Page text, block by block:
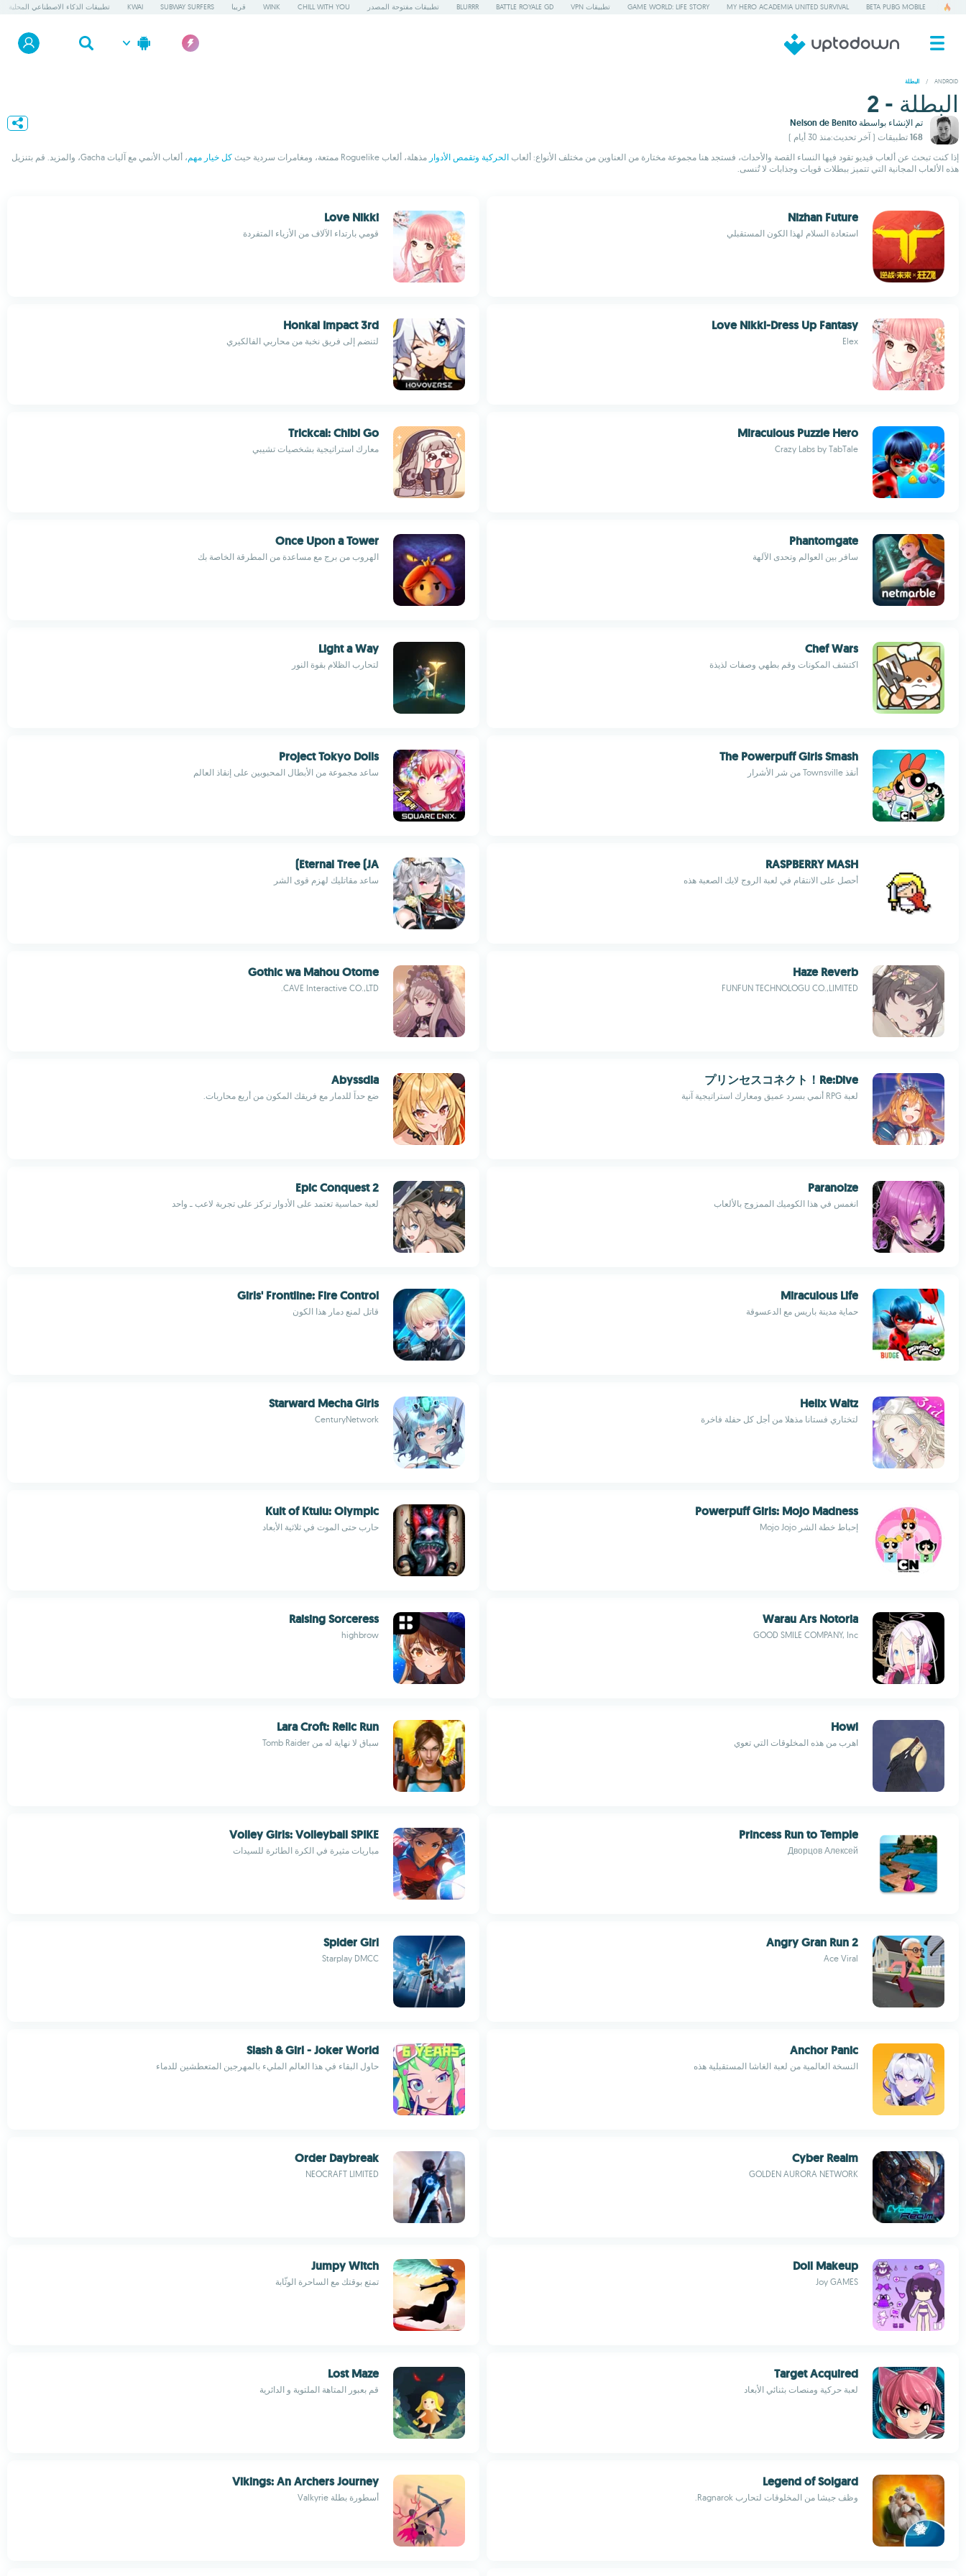
BETA PUBG MOBILE
MY HERO ACADEMIA UNITED SURVIVAL
GAME WORLD: LIFE STORY تطبيقات VPN BATTLE ROYALE GD
BLURRR تطبيقات مفتوحة المصدر CHILL WITH YOU
WINK قريبا SUBWAY SURFERS
KWAI تطبيقات الذكاء الاصطناعي المحلية
ANDROID
/ البطلة
البطلة - 2
تم الإنشاء بواسطة Nelson de Benito
168 تطبيقات
( آخر تحديث:منذ 30 أيام )
إذا كنت تبحث عن ألعاب فيديو تقود فيها النساء القصة والأحداث، فستجد هنا مجموعة مختارة من العناوين من مختلف الأنواع: ألعاب الحركية وتقمص الأدوار مذهلة، ألعاب Roguelike ممتعة، ومغامرات سردية حيث كل خيار مهم
، ألعاب الأنمي مع آليات Gacha، والمزيد. قم بتنزيل
هذه الألعاب المجانية التي تتميز ببطلات قويات وجذابات لا تُنسى.
Nizhan Future
استعادة السلام لهذا الكون المستقبلي
Love Nikki
قومي بارتداء الآلاف من الأزياء المتفردة
Love Nikki-Dress Up Fantasy
Elex
Honkai Impact 3rd
لتنضم إلى فريق نخبة من محاربي الفالكيري
Miraculous Puzzle Hero
Crazy Labs by TabTale
Trickcal: Chibi Go
معارك استراتيجية بشخصيات تشيبي
Phantomgate
سافر بين العوالم وتحدى الآلهة
Once Upon a Tower
الهروب من برج مع مساعدة من المطرقة الخاصة بك
Chef Wars
اكتشف المكونات وقم بطهي وصفات لذيذة
Light a Way
لتحارب الظلام بقوة النور
The Powerpuff Girls Smash
أنقذ Townsville من شر الأشرار
Project Tokyo Dolls
ساعد مجموعة من الأبطال المحبوبين على إنقاذ العالم
RASPBERRY MASH
أحصل على الانتقام في لعبة الروج لايك الصعبة هذه
Eternal Tree (JA)
ساعد مقاتليك لهزم قوى الشر
Haze Reverb
FUNFUN TECHNOLOGU CO.,LIMITED
Gothic wa Mahou Otome
CAVE Interactive CO.,LTD.
プリンセスコネクト！Re:Dive
لعبة RPG أنمي بسرد عميق ومعارك استراتيجية آنية
Abyssdia
ضع حداً للدمار مع فريقك المكون من أربع محاربات.
Paranoize
انغمس في هذا الكوميك الممزوج بالألعاب
Epic Conquest 2
لعبة حماسية تعتمد على الأدوار تركز على تجربة لاعب ـ واحد
Miraculous Life
حماية مدينة باريس مع الدعسوقة
Girls' Frontline: Fire Control
قاتل لمنع دمار هذا الكون
Helix Waltz
لتختاري فستانا مذهلا من أجل كل حفلة فاخرة
Starward Mecha Girls
CenturyNetwork
Powerpuff Girls: Mojo Madness
إحباط خطة الشر Mojo Jojo
Kult of Ktulu: Olympic
حارب حتى الموت في ثلاثية الأبعاد
Warau Ars Notoria
GOOD SMILE COMPANY, Inc
Raising Sorceress
highbrow
Howl
اهرب من هذه المخلوقات التي تعوي
Lara Croft: Relic Run
سباق لا نهاية له من Tomb Raider
Princess Run to Temple
Дворцов Алексей
Volley Girls: Volleyball SPIKE
مباريات مثيرة في الكرة الطائرة للسيدات
Angry Gran Run 2
Ace Viral
Spider Girl
Starplay DMCC
Anchor Panic
النسخة العالمية من لعبة الغاشا المستقبلية هذه
Slash & Girl - Joker World
حاول البقاء في هذا العالم المليء بالمهرجين المتعطشين للدماء
Cyber Realm
GOLDEN AURORA NETWORK
Order Daybreak
NEOCRAFT LIMITED
Doll Makeup
Joy GAMES
Jumpy Witch
تمتع بوقتك مع الساحرة الوثّابة
Target Acquired
لعبة حركية ومنصات بثنائي الأبعاد
Lost Maze
قم بعبور المتاهة الملتوية و الدائرية
Legend of Solgard
وظف جيشا من المخلوقات لتحارب Ragnarok.
Vikings: An Archers Journey
أسطورة بطلة Valkyrie